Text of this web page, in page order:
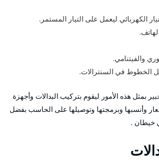
الكهربائي ليعمل على التيار المستمر.
والفيتنامي.
الخطوط في السنترالات.
بمثل هذه الأمور ليقوم بتركيب البدالات وأجهزة
وأنسبها وبرمجتها وتوصيلها على الحاسب بفضل
خيطان .